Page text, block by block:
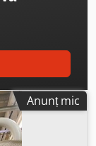
Anunț mic